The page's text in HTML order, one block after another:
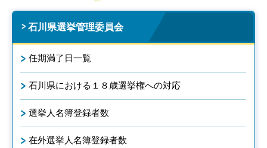
石川県選挙管理委員会
任期満了日一覧
石川県における１８歳選挙権への対応
選挙人名簿登録者数
在外選挙人名簿登録者数